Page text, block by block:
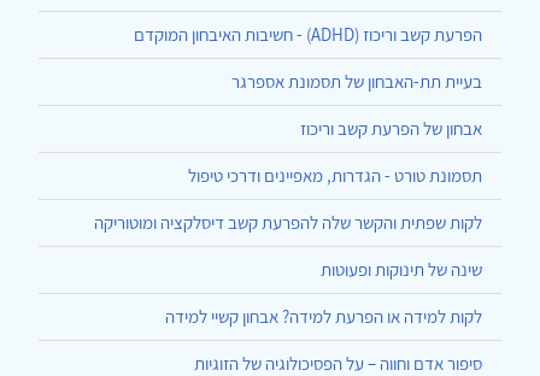
הפרעת קשב וריכוז (ADHD) - חשיבות האיבחון המוקדם
בעיית תת-האבחון של תסמונת אספרגר
אבחון של הפרעת קשב וריכוז
תסמונת טורט - הגדרות, מאפיינים ודרכי טיפול
לקות שפתית והקשר שלה להפרעת קשב דיסלקציה ומוטוריקה
שינה של תינוקות ופעוטות
לקות למידה או הפרעת למידה? אבחון קשיי למידה
סיפור אדם וחווה – על הפסיכולוגיה של הזוגיות